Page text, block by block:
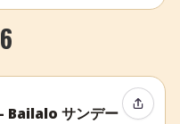
Bailalo サンデー
イベン